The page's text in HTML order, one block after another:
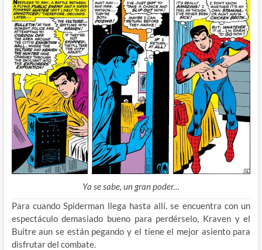
Ya se sabe, un gran poder…
Para cuando Spiderman llega hasta allí. se encuentra con un
espectáculo demasiado bueno para perdérselo, Kraven y el
Buitre aun se están pegando y el tiene el mejor asiento para
disfrutar del combate.